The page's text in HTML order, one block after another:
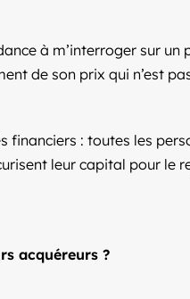
à m’interroger sur
de son prix qui n’est
financiers : toutes les
leur capital pour
acquéreurs ?